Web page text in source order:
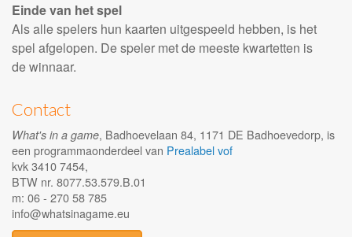
Einde van het spel
Als alle spelers hun kaarten uitgespeeld hebben, is het
spel afgelopen. De speler met de meeste kwartetten is
de winnaar.
Contact
What's in a game, Badhoevelaan 84, 1171 DE Badhoevedorp, is
een programmaonderdeel van Prealabel vof
kvk 3410 7454,
BTW nr. 8077.53.579.B.01
m: 06 - 270 58 785
info@whatsinagame.eu